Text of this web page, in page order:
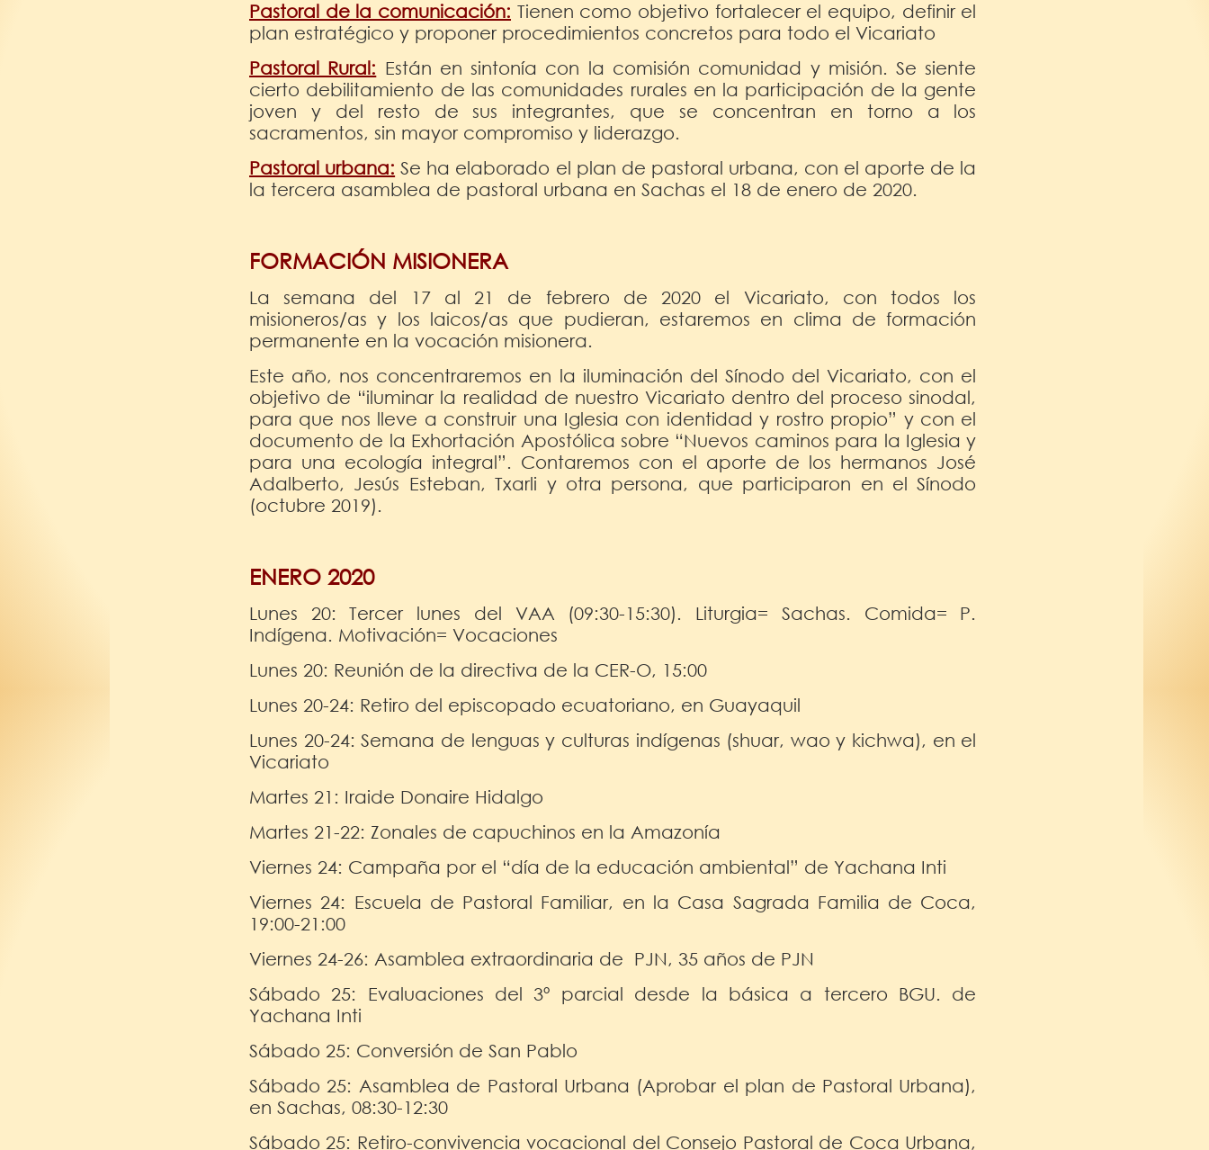
Pastoral de la comunicación: Tienen como objetivo fortalecer el equipo, definir el
plan estratégico y proponer procedimientos concretos para todo el Vicariato
Pastoral Rural: Están en sintonía con la comisión comunidad y misión. Se siente
cierto debilitamiento de las comunidades rurales en la participación de la gente
joven y del resto de sus integrantes, que se concentran en torno a los
sacramentos, sin mayor compromiso y liderazgo.
Pastoral urbana: Se ha elaborado el plan de pastoral urbana, con el aporte de la
la tercera asamblea de pastoral urbana en Sachas el 18 de enero de 2020.
FORMACIÓN MISIONERA
La semana del 17 al 21 de febrero de 2020 el Vicariato, con todos los
misioneros/as y los laicos/as que pudieran, estaremos en clima de formación
permanente en la vocación misionera.
Este año, nos concentraremos en la iluminación del Sínodo del Vicariato, con el
objetivo de “iluminar la realidad de nuestro Vicariato dentro del proceso sinodal,
para que nos lleve a construir una Iglesia con identidad y rostro propio” y con el
documento de la Exhortación Apostólica sobre “Nuevos caminos para la Iglesia y
para una ecología integral”. Contaremos con el aporte de los hermanos José
Adalberto, Jesús Esteban, Txarli y otra persona, que participaron en el Sínodo
(octubre 2019).
ENERO 2020
Lunes 20: Tercer lunes del VAA (09:30-15:30). Liturgia= Sachas. Comida= P.
Indígena. Motivación= Vocaciones
Lunes 20: Reunión de la directiva de la CER-O, 15:00
Lunes 20-24: Retiro del episcopado ecuatoriano, en Guayaquil
Lunes 20-24: Semana de lenguas y culturas indígenas (shuar, wao y kichwa), en el
Vicariato
Martes 21: Iraide Donaire Hidalgo
Martes 21-22: Zonales de capuchinos en la Amazonía
Viernes 24: Campaña por el “día de la educación ambiental” de Yachana Inti
Viernes 24: Escuela de Pastoral Familiar, en la Casa Sagrada Familia de Coca,
19:00-21:00
Viernes 24-26: Asamblea extraordinaria de PJN, 35 años de PJN
Sábado 25: Evaluaciones del 3º parcial desde la básica a tercero BGU. de
Yachana Inti
Sábado 25: Conversión de San Pablo
Sábado 25: Asamblea de Pastoral Urbana (Aprobar el plan de Pastoral Urbana),
en Sachas, 08:30-12:30
Sábado 25: Retiro-convivencia vocacional del Consejo Pastoral de Coca Urbana,